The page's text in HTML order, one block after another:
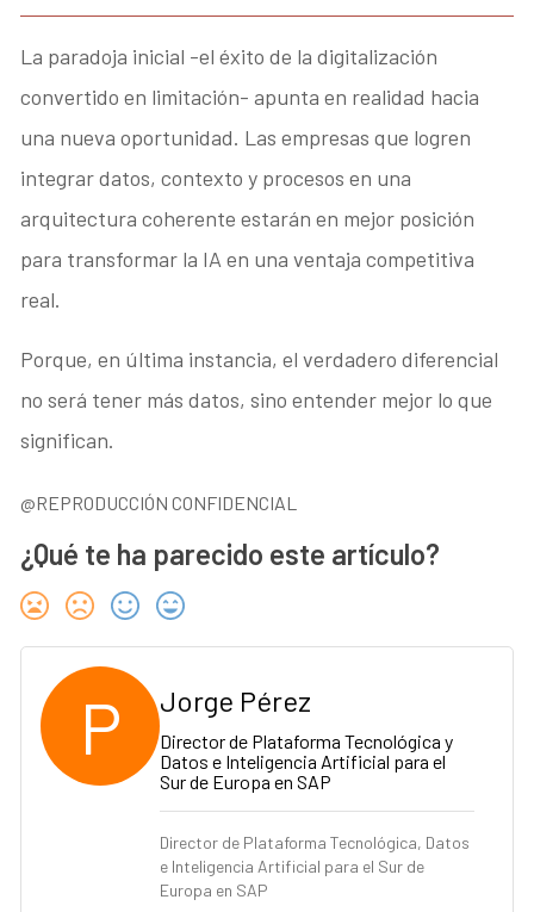
La paradoja inicial -el éxito de la digitalización
convertido en limitación- apunta en realidad hacia
una nueva oportunidad. Las empresas que logren
integrar datos, contexto y procesos en una
arquitectura coherente estarán en mejor posición
para transformar la IA en una ventaja competitiva
real.
Porque, en última instancia, el verdadero diferencial
no será tener más datos, sino entender mejor lo que
significan.
@REPRODUCCIÓN CONFIDENCIAL
¿Qué te ha parecido este artículo?
P Jorge Pérez
Director de Plataforma Tecnológica y
Datos e Inteligencia Artificial para el
Sur de Europa en SAP
Director de Plataforma Tecnológica, Datos
e Inteligencia Artificial para el Sur de
Europa en SAP